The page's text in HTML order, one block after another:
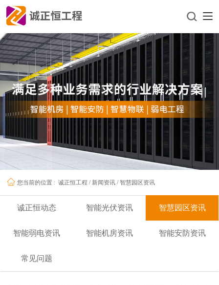
您当前的位置 : 诚正恒工程 / 新闻资讯 / 智慧园区资讯
诚正恒动态 智能光伏资讯 智慧园区资讯
智能弱电资讯 智能机房资讯 智能安防资讯
常见问题